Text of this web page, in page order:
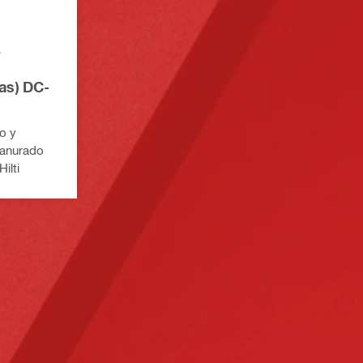
DC-
y